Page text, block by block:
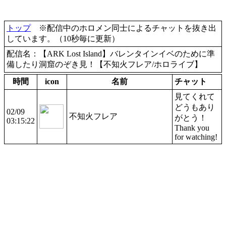
トップ※配信中のホロメン同士によるチャットを抜き出
しています。（10秒毎に更新）
配信名：【ARK Lost Island】バレンタインイベのために準
備したり洞窟のぞき見！【不知火フレア/ホロライブ】
時間
icon 名前 チャット
02/09
03:15:22
不知火フレア
見てくれて
どうもあり
がとう！
Thank you
for watching!